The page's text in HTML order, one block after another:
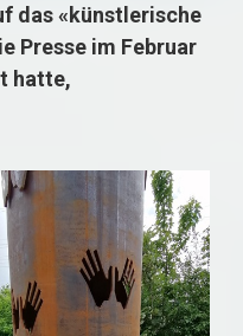
das «künstlerische
Presse im Februar
hatte,